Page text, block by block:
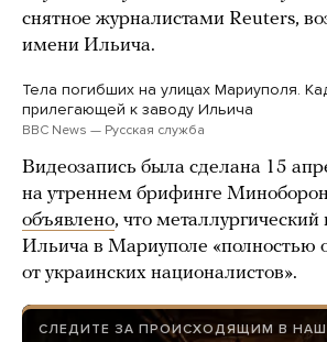
снятное журналистами Reuters,
имени Ильича.
Тела погибших на улицах Мариуполя.
прилегающей к заводу Ильича
BBC News — Русская служба
Видеозапись была сделана 15
на утреннем брифинге
объявлено, что
Ильича в Мариуполе «полностью
от украинских националистов».
СЛЕДИТЕ ЗА ПРОИСХОДЯЩИМ В